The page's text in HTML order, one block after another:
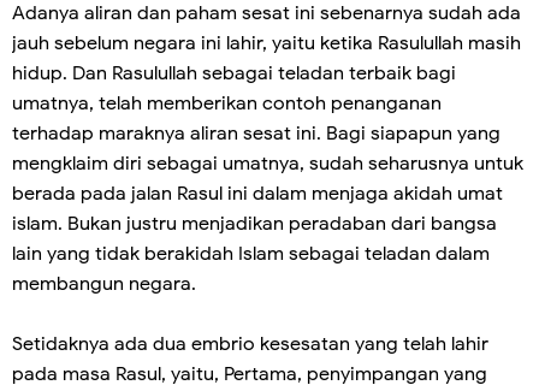
Adanya aliran dan paham sesat ini sebenarnya sudah ada
jauh sebelum negara ini lahir, yaitu ketika Rasulullah masih
hidup. Dan Rasulullah sebagai teladan terbaik bagi
umatnya, telah memberikan contoh penanganan
terhadap maraknya aliran sesat ini. Bagi siapapun yang
mengklaim diri sebagai umatnya, sudah seharusnya untuk
berada pada jalan Rasul ini dalam menjaga akidah umat
islam. Bukan justru menjadikan peradaban dari bangsa
lain yang tidak berakidah Islam sebagai teladan dalam
membangun negara.
Setidaknya ada dua embrio kesesatan yang telah lahir
pada masa Rasul, yaitu, Pertama, penyimpangan yang